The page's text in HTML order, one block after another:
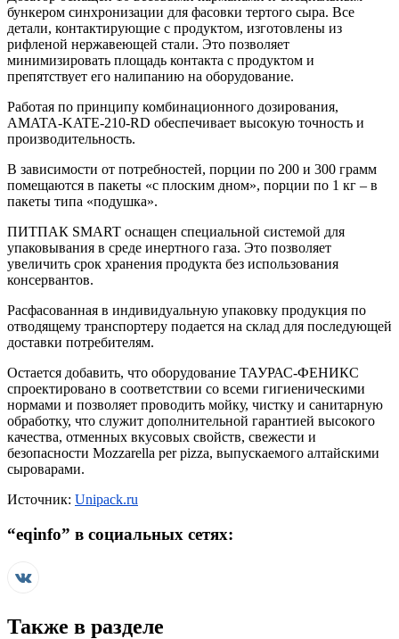
бункером синхронизации для фасовки тертого сыра. Все
детали, контактирующие с продуктом, изготовлены из
рифленой нержавеющей стали. Это позволяет
минимизировать площадь контакта с продуктом и
препятствует его налипанию на оборудование.
Работая по принципу комбинационного дозирования,
AMATA-KATE-210-RD обеспечивает высокую точность и
производительность.
В зависимости от потребностей, порции по 200 и 300 грамм
помещаются в пакеты «с плоским дном», порции по 1 кг – в
пакеты типа «подушка».
ПИТПАК SMART оснащен специальной системой для
упаковывания в среде инертного газа. Это позволяет
увеличить срок хранения продукта без использования
консервантов.
Расфасованная в индивидуальную упаковку продукция по
отводящему транспортеру подается на склад для последующей
доставки потребителям.
Остается добавить, что оборудование ТАУРАС-ФЕНИКС
спроектировано в соответствии со всеми гигиеническими
нормами и позволяет проводить мойку, чистку и санитарную
обработку, что служит дополнительной гарантией высокого
качества, отменных вкусовых свойств, свежести и
безопасности Mozzarella per pizza, выпускаемого алтайскими
сыроварами.
Источник: Unipack.ru
“eqinfo” в социальных сетях:
Также в разделе